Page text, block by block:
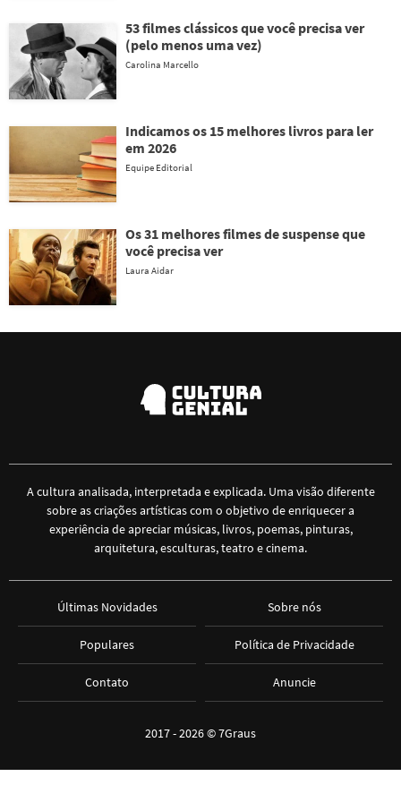
53 filmes clássicos que você precisa ver
(pelo menos uma vez)
Carolina Marcello
Indicamos os 15 melhores livros para ler
em 2026
Equipe Editorial
Os 31 melhores filmes de suspense que
você precisa ver
Laura Aidar
A cultura analisada, interpretada e explicada. Uma visão diferente
sobre as criações artísticas com o objetivo de enriquecer a
experiência de apreciar músicas, livros, poemas, pinturas,
arquitetura, esculturas, teatro e cinema.
Últimas Novidades
Populares
Contato
Sobre nós
Política de Privacidade
Anuncie
2017 - 2026 ©7Graus